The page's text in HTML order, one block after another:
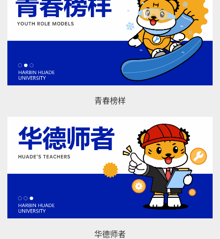
青春榜样
华德师者